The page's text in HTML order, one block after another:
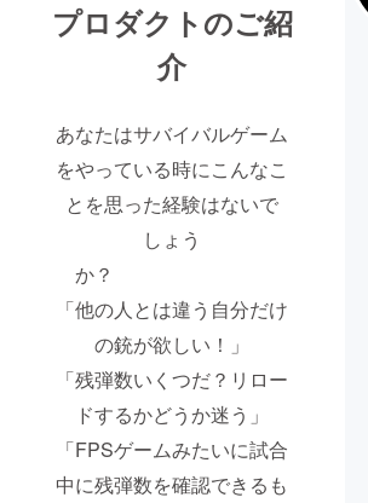
プロダクトのご紹
介
あなたはサバイバルゲーム
をやっている時にこんなこ
とを思った経験はないで
しょう
か？
「他の人とは違う自分だけ
の銃が欲しい！」
「残弾数いくつだ？リロー
ドするかどうか迷う」
「FPSゲームみたいに試合
中に残弾数を確認できるも